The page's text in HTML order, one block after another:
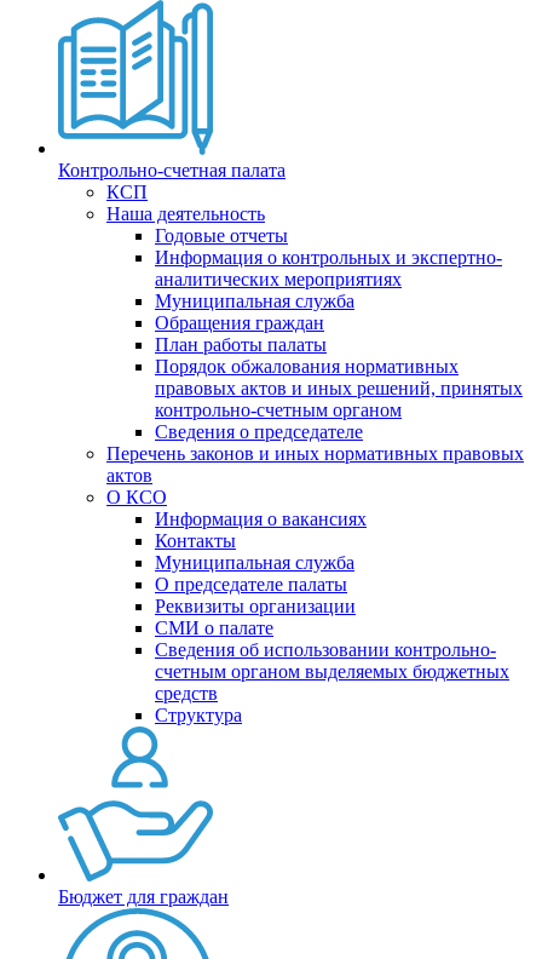
Контрольно-счетная палата
КСП
Наша деятельность
Годовые отчеты
Информация о контрольных и экспертно-
аналитических мероприятиях
Муниципальная служба
Обращения граждан
План работы палаты
Порядок обжалования нормативных
правовых актов и иных решений, принятых
контрольно-счетным органом
Сведения о председателе
Перечень законов и иных нормативных правовых
актов
О КСО
Информация о вакансиях
Контакты
Муниципальная служба
О председателе палаты
Реквизиты организации
СМИ о палате
Сведения об использовании контрольно-
счетным органом выделяемых бюджетных
средств
Структура
Бюджет для граждан